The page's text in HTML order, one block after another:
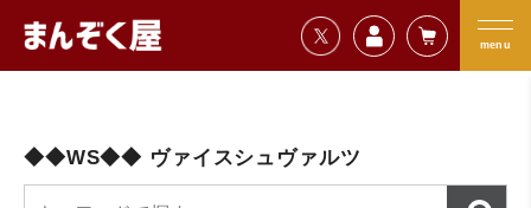
=================================
menu
まんぞく屋 格安TCG通販
◆◆WS◆◆ ヴァイスシュヴァルツ